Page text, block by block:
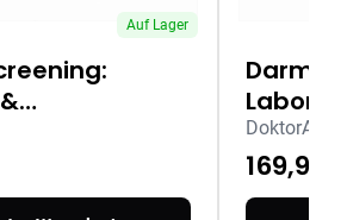
Auf Lager
Zuhause
DoktorABC
169,90